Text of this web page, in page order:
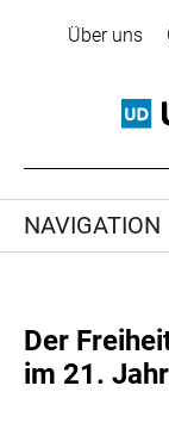
Über uns
NAVIGATION
Der
im 21.